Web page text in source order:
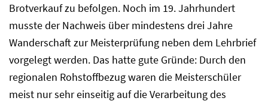
Brotverkauf zu befolgen. Noch im 19. Jahrhundert
musste der Nachweis über mindestens drei Jahre
Wanderschaft zur Meisterprüfung neben dem Lehrbrief
vorgelegt werden. Das hatte gute Gründe: Durch den
regionalen Rohstoffbezug waren die Meisterschüler
meist nur sehr einseitig auf die Verarbeitung des